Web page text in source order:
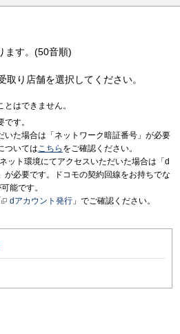
ます。(50音順)
り店舗を選択してください。
はできません。
す。
いた場合は「ネットワーク暗証番号」が必要
ついてはこちら をご確認ください。
ット環境にてアクセスいただいた場合は「d
が必要です。ドコモの契約回線をお持ちでな
能です。
dアカウント発行 」でご確認ください。